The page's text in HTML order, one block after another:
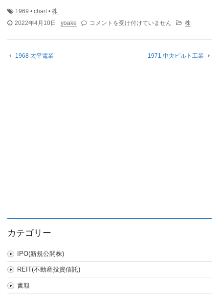
1969 • chart • 株
2022年4月10日
yoake
1969
砂
コメントを受け付けていません 株
1968 太平電業 1971 中央ビルト工業
カテゴリー
IPO(新規公開株)
REIT(不動産投資信託)
書籍